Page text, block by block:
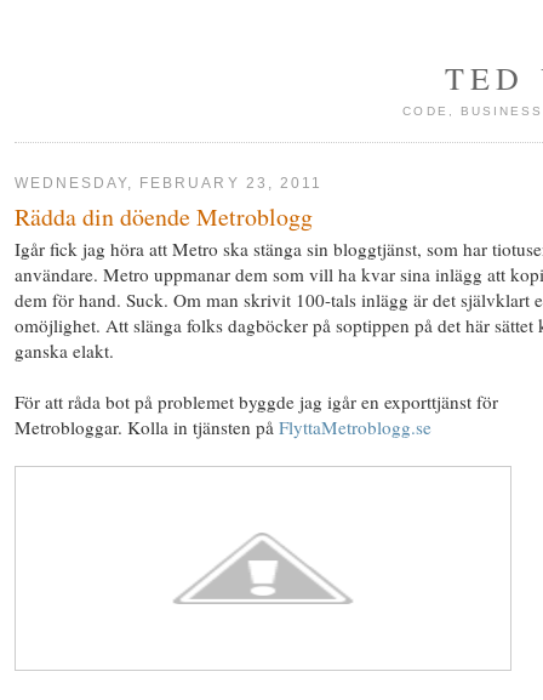
TED
CODE,
WEDNESDAY, FEBRUARY 23, 2011
Rädda din döende Metroblogg
Igår fick jag höra att Metro ska stänga sin bloggtjänst, som har
användare. Metro uppmanar dem som vill ha kvar sina inlägg att
dem för hand. Suck. Om man skrivit 100-tals inlägg är det självklart
omöjlighet. Att slänga folks dagböcker på soptippen på det här sättet
ganska elakt.
För att råda bot på problemet byggde jag igår en exporttjänst för
Metrobloggar. Kolla in tjänsten på FlyttaMetroblogg.se